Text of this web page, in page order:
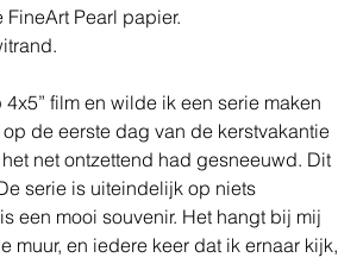
Pearl papier.
film en wilde ik een serie maken
de eerste dag van de kerstvakantie
net ontzettend had gesneeuwd. Dit
serie is uiteindelijk op niets
een mooi souvenir. Het hangt bij mij
muur, en iedere keer dat ik ernaar kijk,